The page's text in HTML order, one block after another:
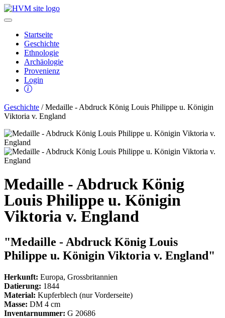
Startseite
Geschichte
Ethnologie
Archäologie
Provenienz
Login
Geschichte / Medaille - Abdruck König Louis Philippe u. Königin
Viktoria v. England
Medaille - Abdruck König
Louis Philippe u. Königin
Viktoria v. England
"Medaille - Abdruck König Louis
Philippe u. Königin Viktoria v. England"
Herkunft: Europa, Grossbritannien
Datierung: 1844
Material: Kupferblech (nur Vorderseite)
Masse: DM 4 cm
Inventarnummer: G 20686